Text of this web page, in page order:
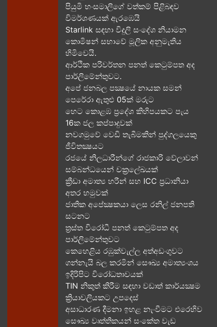
පියුමි හංසමාලිගේ වත්කම් පිළිබඳව
විමර්ශණයක් ඇරඹෙයි
Starlink සඳහා විදුලි සංදේශ නියාමන
කොමිෂන් සභාවේ මූලික අනුමැතිය
හිමිවෙයි.
ආර්ථික පරිවර්තන පනත් කෙටුම්පත අද
පාර්ලිමේන්තුවට.
අපේ ජනබල පක්‍ෂයේ නායක සමන්
පෙරේරා ඇතුළු 05ක් මරුට​
හෙට කොළඹ ප්‍රදේශ කිහිපයකට පැය
16ක ජල කප්පාදුවක්
නවගමුවේ වෙඩි තැබීමකින් පුද්ගලයෙකු
ජීවිතක්‍ෂයට​
රජයේ නිලධාරීන්ගේ රාජකාරි වේලාවන්
සම්බන්ධයෙන් චක්‍රලේඛයක්
ක්‍රීඩා අමාත්‍ය හරීන් සහ​ ICC ප්‍රධානියා
අතර හමුවක්
ජාතික අපේක්‍ෂකයා ලෙස රනිල් ජනපති
සටනට​
ත්‍රස්ත විරෝධී පනත් කෙටුම්පත අද
පාර්ලිමේන්තුවට​
කෙහෙළිය රඹුක්වැල්ල අත්අඩංගුවට
ගන්නැයි බල කරමින් සෞඛ්‍ය අමාත්‍යංශය
ඉදිරිපිට විරෝධතාවයක්
TIN නිකුත් කිරීම සඳහා වඩාත් කාර්යක්‍ෂම
ක්‍රියාවලියකට උපදෙස්
අසාධාරණ දීමනා ඉහළ නැංවීමට එරෙහිව
සෞඛ්‍ය වෘත්තිකයන් සංකේත වැඩ